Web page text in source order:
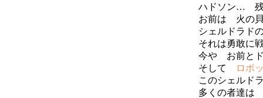
ハドソン…
お前は 火の
シェルドラド
それは勇敢に
今や お前とド
そして
ロボ
このシェルド
多くの者達は